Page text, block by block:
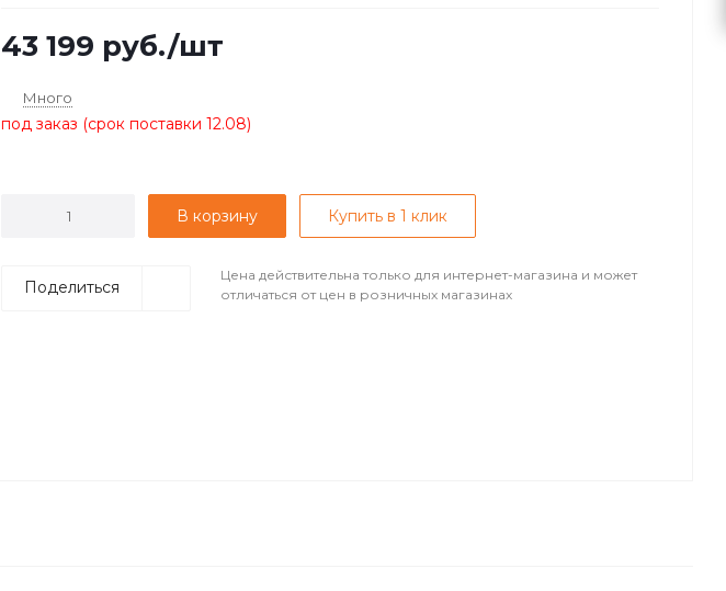
43 199 руб./шт
Много
под заказ (срок поставки 12.08)
В корзину Купить в 1 клик
Поделиться
Цена действительна только для интернет-магазина и может
отличаться от цен в розничных магазинах